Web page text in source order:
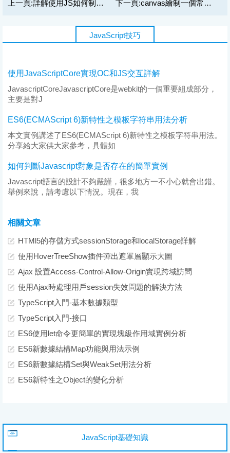
上一頁:詳解使用JS如何制作簡單的ASCII圖與單極圖 下一頁:canvas繪制一個常用的emoji表情
JavaScript技巧
使用JavaScriptCore實現OC和JS交互詳解
JavascriptCoreJavascriptCore是webkit的一個重要組成部分，
主要是對J
ES6(ECMAScript 6)新特性之模板字符串用法分析
本文實例講述了ES6(ECMAScript 6)新特性之模板字符串用法。
分享給大家供大家參考，具體如
如何判斷Javascript對象是否存在的簡單實例
Javascript語言的設計不夠嚴謹，很多地方一不小心就會出錯。
舉例來說，請考慮以下情況。現在，我
相關文章
HTMl5的存儲方式sessionStorage和localStorage詳解
使用HoverTreeShow插件彈出遮罩層顯示大圖
Ajax 設置Access-Control-Allow-Origin實現跨域訪問
使用Ajax時處理用戶session失效問題的解決方法
TypeScript入門-基本數據類型
TypeScript入門-接口
ES6使用let命令更簡單的實現塊級作用域實例分析
ES6新數據結構Map功能與用法示例
ES6新數據結構Set與WeakSet用法分析
ES6新特性之Object的變化分析
JavaScript基礎知識